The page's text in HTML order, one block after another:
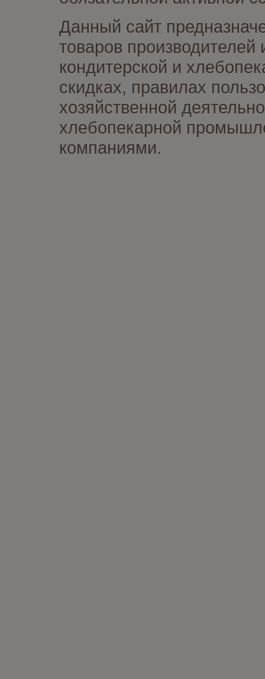
Данный сайт
товаров
кондитерской и
скидках, правилах
хозяйственной
хлебопекарной
компаниями.